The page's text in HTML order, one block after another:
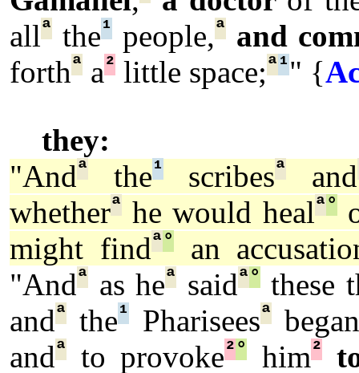
allª the¹ people,ª and
forthª a² little space;ª¹" {
they:
"Andª the¹scribesª and
whetherª he would healª°
might findª°an
"Andª as heª saidª°these
andª the¹ Phariseesªbegan
andª to provoke²° him²